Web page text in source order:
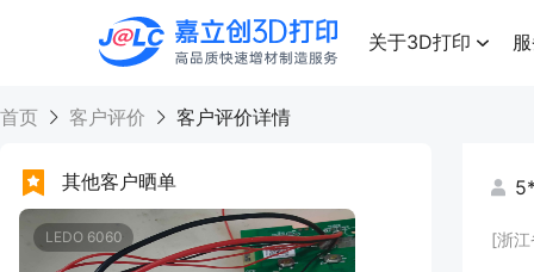
高品质快速增材制造服务
关于3D打印
首页 客户评价 客户评价详情
其他客户晒单
LEDO 6060 [浙